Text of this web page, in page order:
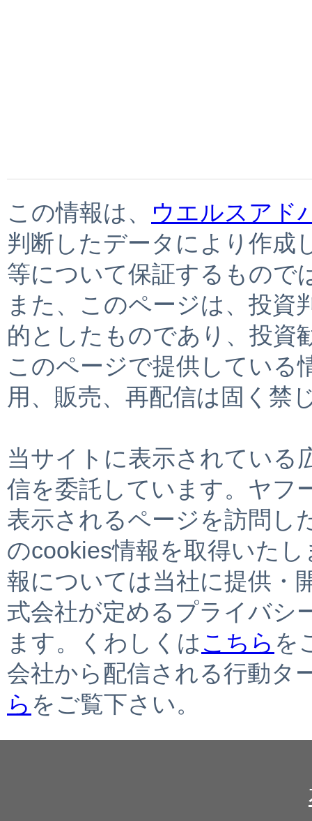
この情報は、
ウエルスアド
判断したデータにより作成
等について保証するもので
また、このページは、投資
的としたものであり、投資
このページで提供している
用、販売、再配信は固く禁
当サイトに表示されている
信を委託しています。ヤフ
表示されるページを訪問し
のcookies情報を取得いた
報については当社に提供・
式会社が定めるプライバシ
ます。くわしくは こちら を
会社から配信される行動タ
ら をご覧下さい。